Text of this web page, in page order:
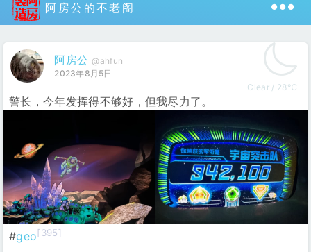
阿房公的不老阁
阿房公 @ahfun
2023年8月5日
Clear / 28℃
警长，今年发挥得不够好，但我尽力了。
#geo[395]